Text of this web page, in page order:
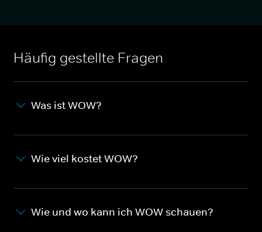
Häufig gestellte Fragen
Was ist WOW?
Wie viel kostet WOW?
Wie und wo kann ich WOW schauen?